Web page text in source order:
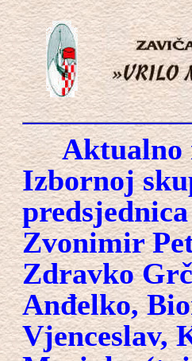
Aktualno
Izbornoj
Zvonimir
Zdravko
Anđelko,
Vjenceslav,